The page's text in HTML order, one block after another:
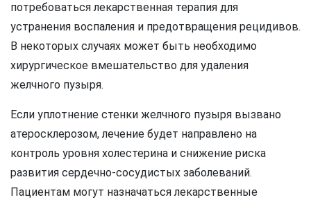
потребоваться лекарственная терапия для
устранения воспаления и предотвращения рецидивов.
В некоторых случаях может быть необходимо
хирургическое вмешательство для удаления
желчного пузыря.
Если уплотнение стенки желчного пузыря вызвано
атеросклерозом, лечение будет направлено на
контроль уровня холестерина и снижение риска
развития сердечно-сосудистых заболеваний.
Пациентам могут назначаться лекарственные